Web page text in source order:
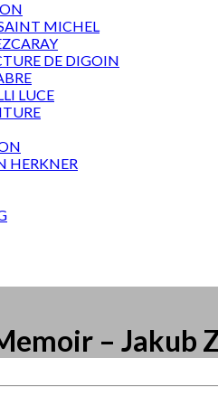
MICHEL
DE DIGOIN
LUCE
HERKNER
– Jakub